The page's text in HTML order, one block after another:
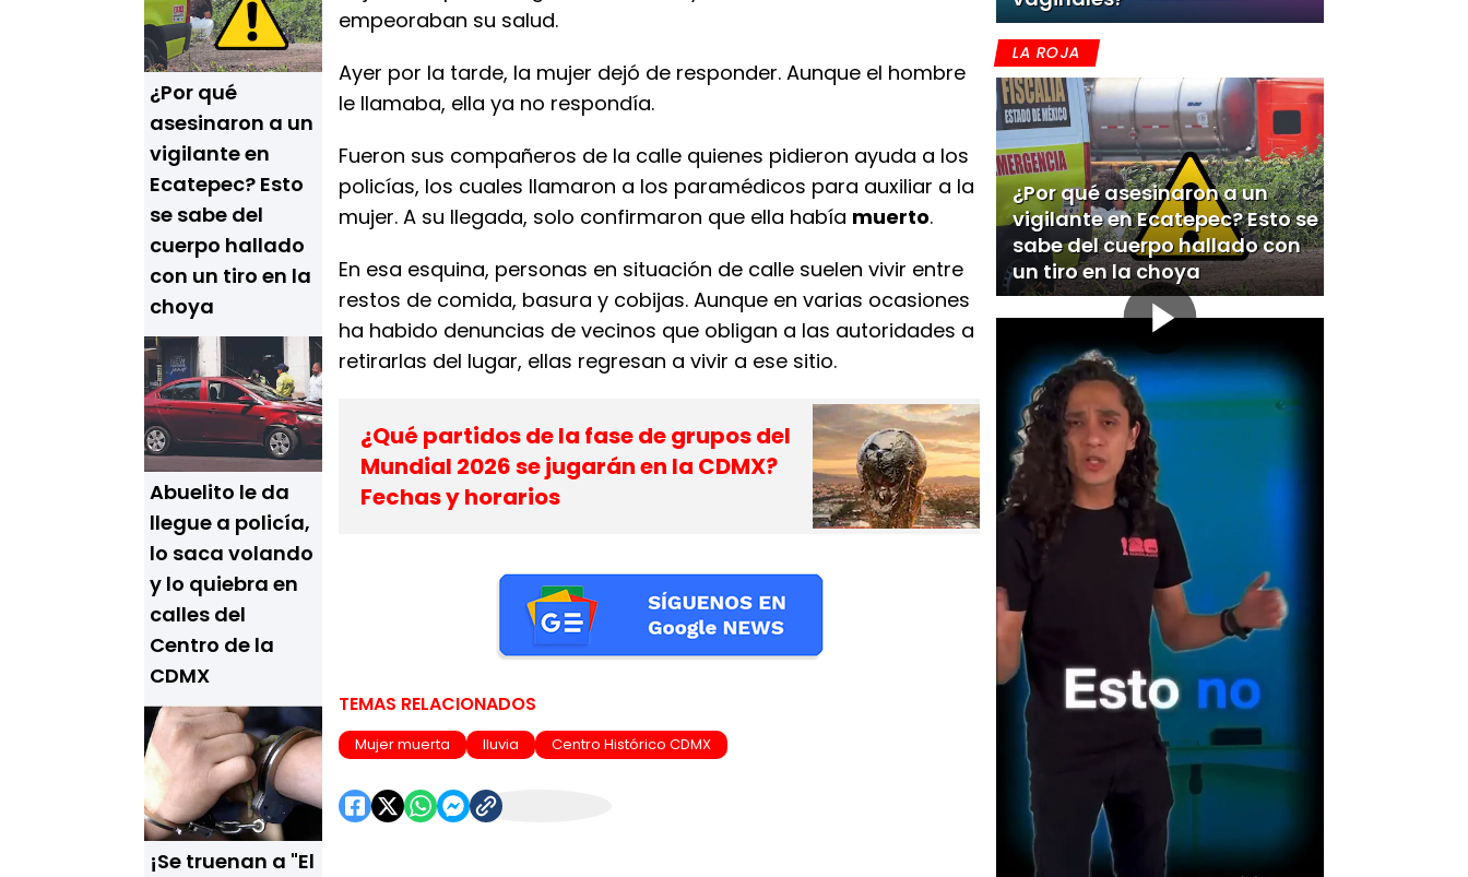
¿Por qué
asesinaron a un
vigilante en
Ecatepec? Esto
se sabe del
cuerpo hallado
con un tiro en la
choya
Abuelito le da
llegue a policía,
lo saca volando
y lo quiebra en
calles del
Centro de la
CDMX
¡Se truenan a "El
empeoraban su salud.
Ayer por la tarde, la mujer dejó de responder. Aunque el hombre
le llamaba, ella ya no respondía.
Fueron sus compañeros de la calle quienes pidieron ayuda a los
policías, los cuales llamaron a los paramédicos para auxiliar a la
mujer. A su llegada, solo confirmaron que ella había muerto.
En esa esquina, personas en situación de calle suelen vivir entre
restos de comida, basura y cobijas. Aunque en varias ocasiones
ha habido denuncias de vecinos que obligan a las autoridades a
retirarlas del lugar, ellas regresan a vivir a ese sitio.
¿Qué partidos de la fase de grupos del
Mundial 2026 se jugarán en la CDMX?
Fechas y horarios
TEMAS RELACIONADOS
Mujer muerta lluvia Centro Histórico CDMX
LA ROJA
¿Por qué asesinaron a un
vigilante en Ecatepec? Esto se
sabe del cuerpo hallado con
un tiro en la choya